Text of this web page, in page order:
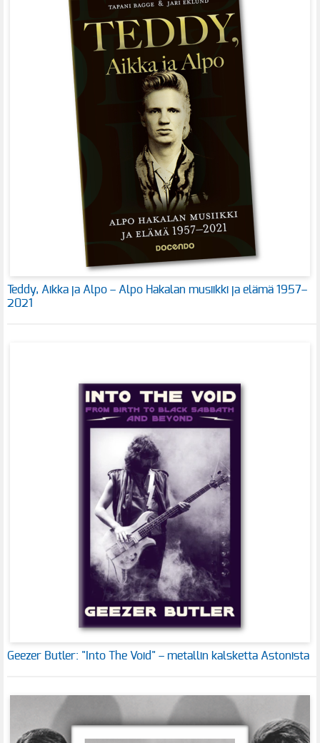
Teddy, Aikka ja Alpo – Alpo Hakalan musiikki ja elämä 1957–
2021
Geezer Butler: "Into The Void" – metallin kalsketta Astonista